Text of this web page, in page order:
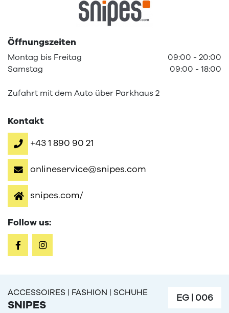
Öffnungszeiten
Montag bis Freitag 09:00 - 20:00
Samstag
09:00 - 18:00
Zufahrt mit dem Auto über Parkhaus 2
Kontakt
+43 1 890 90 21
onlineservice@snipes.com
snipes.com/
Follow us:
ACCESSOIRES | FASHION | SCHUHE
SNIPES EG | 006